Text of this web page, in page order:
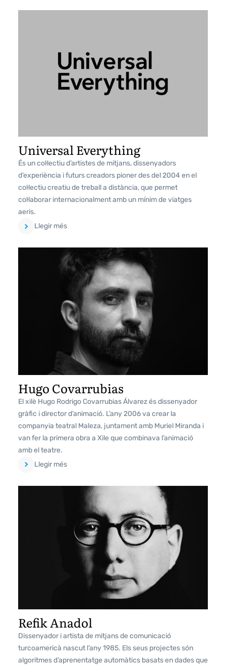
Universal Everything
És un col·lectiu d’artistes de mitjans, dissenyadors
d’experiència i futurs creadors pioner des del 2004 en el
col·lectiu creatiu de treball a distància, que permet
col·laborar internacionalment amb un mínim de viatges
aeris.
Llegir més
Hugo Covarrubias
El xilè Hugo Rodrigo Covarrubias Álvarez és dissenyador
gràfic i director d’animació. L’any 2006 va crear la
companyia teatral Maleza, juntament amb Muriel Miranda i
van fer la primera obra a Xile que combinava l’animació
amb el teatre.
Llegir més
Refik Anadol
Dissenyador i artista de mitjans de comunicació
turcoamericà nascut l’any 1985. Els seus projectes són
algoritmes d’aprenentatge automàtics basats en dades que